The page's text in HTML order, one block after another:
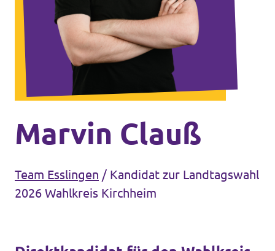
Unsere Events
Mache bei uns mit!
Deine Spende für Volt!
Marvin Clauß
Team Esslingen / Kandidat zur Landtagswahl
2026 Wahlkreis Kirchheim